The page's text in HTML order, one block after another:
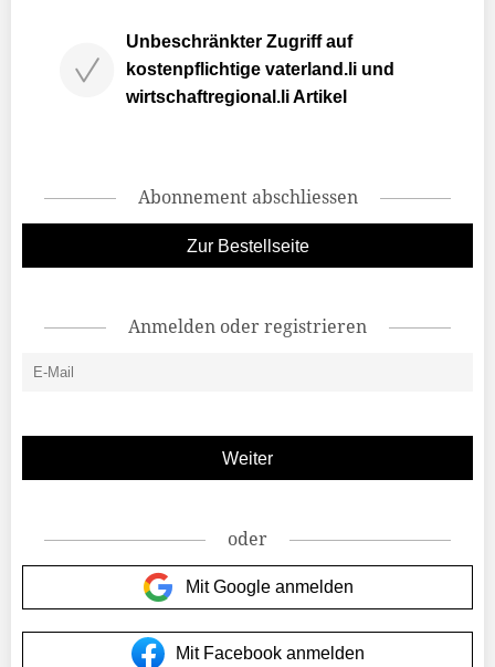
Unbeschränkter Zugriff auf
kostenpflichtige vaterland.li und
wirtschaftregional.li Artikel
Abonnement abschliessen
Zur Bestellseite
Anmelden oder registrieren
oder
Mit Google anmelden
Mit Facebook anmelden